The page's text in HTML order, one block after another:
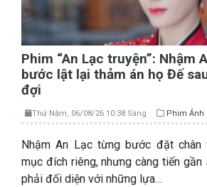
Phim “An Lạc truyện”: Nhậm
bước lật lại thảm án họ Đế
đợi
Thứ Năm, 06/08/26 10:38 Sáng Phim Ảnh
Nhậm An Lạc từng bước đặt chân
mục đích riêng, nhưng càng tiến gần
phải đối diện với những lựa…